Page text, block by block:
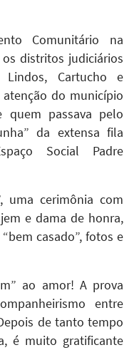
Comunitário na
distritos judiciários
Cartucho e
do município
passava pelo
da extensa fila
Social Padre
uma cerimônia com
e dama de honra,
casado”, fotos e
ao amor! A prova
entre
de tanto tempo
é muito gratificante